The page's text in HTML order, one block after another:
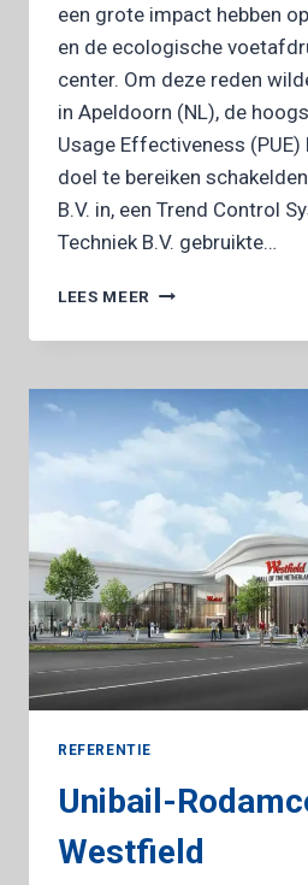
een grote impact hebben
en de eco­logische
center. Om deze reden
in Apeldoorn (NL), de
Usage Effectiveness
doel te bereiken
B.V. in, een Trend Control
Techniek B.V. gebruikte…
LEES MEER ITB2
IN
REFERENTIE
Unibail-
Westfield